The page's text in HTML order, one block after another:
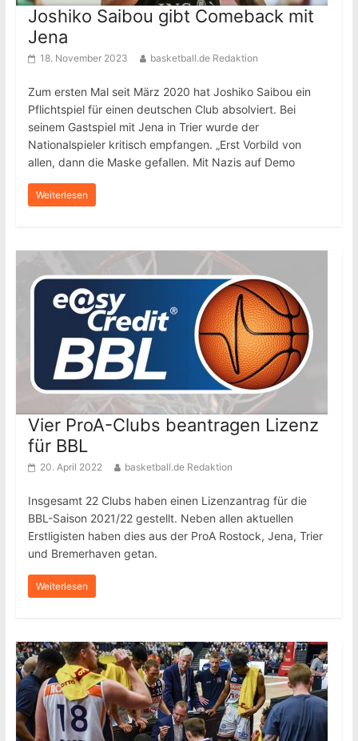
Joshiko Saibou gibt Comeback mit
Jena
18. November 2023 basketball.de Redaktion
Zum ersten Mal seit März 2020 hat Joshiko Saibou ein
Pflichtspiel für einen deutschen Club absolviert. Bei
seinem Gastspiel mit Jena in Trier wurde der
Nationalspieler kritisch empfangen. „Erst Vorbild von
allen, dann die Maske gefallen. Mit Nazis auf Demo
Weiterlesen
Vier ProA-Clubs beantragen Lizenz
für BBL
20. April 2022 basketball.de Redaktion
Insgesamt 22 Clubs haben einen Lizenzantrag für die
BBL-Saison 2021/22 gestellt. Neben allen aktuellen
Erstligisten haben dies aus der ProA Rostock, Jena, Trier
und Bremerhaven getan.
Weiterlesen